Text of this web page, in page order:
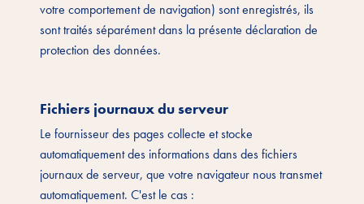
votre comportement de navigation) sont enregistrés, ils
sont traités séparément dans la présente déclaration de
protection des données.
Fichiers journaux du serveur
Le fournisseur des pages collecte et stocke
automatiquement des informations dans des fichiers
journaux de serveur, que votre navigateur nous transmet
automatiquement. C'est le cas :